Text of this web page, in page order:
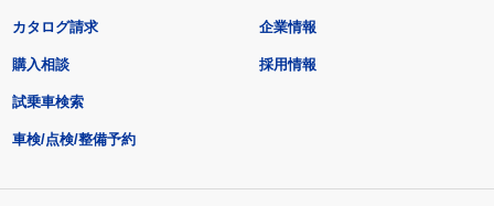
カタログ請求
購入相談
試乗車検索
車検/点検/整備予約
企業情報
採用情報